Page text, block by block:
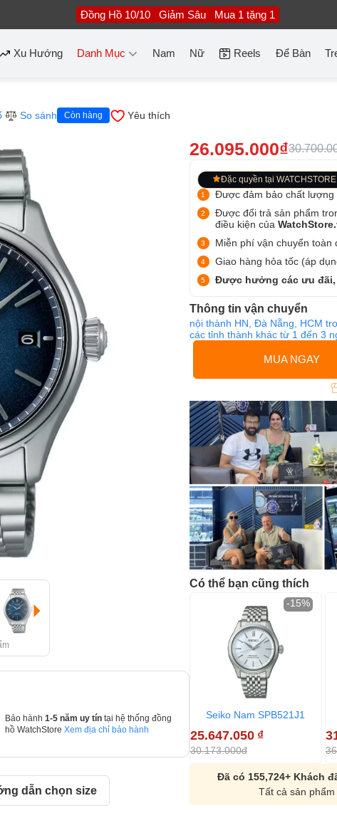
Đồng Hồ 10/10 Giảm Sâu Mua 1 tặng 1
Xu Hướng Danh Mục Nam Nữ Reels Để Bàn
So sánh Còn hàng Yêu thích
Bảo hành 1-5 năm uy tín tại hệ thống đồng
hồ WatchStore Xem địa chỉ bảo hành
dẫn chọn size
26.095.000₫
Đặc quyền tại WATCHSTORE
Được đảm bảo chất lượng
Được đổi trả sản phẩm
điều kiện của
Miễn phí vận chuyển toàn
Giao hàng hỏa tốc (áp
Được hưởng các ưu đãi,
Thông tin vận chuyển
nội thành HN, Đà Nẵng, HCM
các tỉnh thành khác từ 1 đến 3
MUA NGAY
Có thể bạn cũng thích
Seiko Nam SPB521J1
25.647.050 ₫
30.173.000đ
-15%
Đã có 155,724+ Khách
Tất cả sản